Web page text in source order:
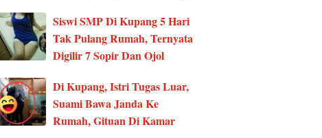
Siswi SMP Di Kupang 5 Hari
Tak Pulang Rumah, Ternyata
Digilir 7 Sopir Dan Ojol
Di Kupang, Istri Tugas Luar,
Suami Bawa Janda Ke
Rumah, Gituan Di Kamar